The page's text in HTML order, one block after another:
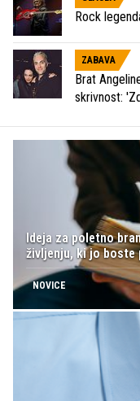
Rock
ZABAVA
Brat
skrivnost:
Ideja za poletno
življenju, ki jo boste
NOVICE